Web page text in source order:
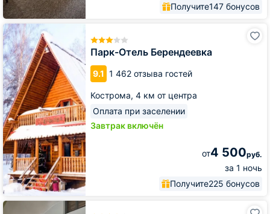
Получите147 бонусов
Парк-Отель Берендеевка
9.1 1 462 отзыва гостей
Кострома, 4 км от центра
Оплата при заселении
Завтрак включён
от4 500руб.
за 1 ночь
Получите225 бонусов
Парк-
Отель
Берендеевка
Гостиница